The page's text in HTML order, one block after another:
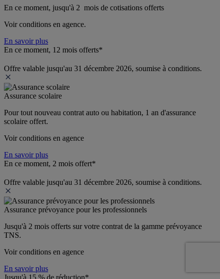
En ce moment, jusqu'à 2  mois de cotisations offerts
Voir conditions en agence.
En savoir plus
En ce moment, 12 mois offerts*
Offre valable jusqu'au 31 décembre 2026, soumise à conditions.
Assurance scolaire
Pour tout nouveau contrat auto ou habitation, 1 an d'assurance
scolaire offert.
Voir conditions en agence
En savoir plus
En ce moment, 2 mois offert*
Offre valable jusqu'au 31 décembre 2026, soumise à conditions.
Assurance prévoyance pour les professionnels
Jusqu'à 2 mois offerts sur votre contrat de la gamme prévoyance
TNS.
Voir conditions en agence
En savoir plus
Jusqu'à 15 % de réduction*